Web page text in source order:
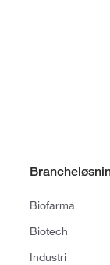
Biofarma
Biotech
Industri